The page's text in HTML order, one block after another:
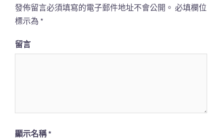
發佈留言必須填寫的電子郵件地址不會公開。 必填欄位
標示為 *
留言
顯示名稱*